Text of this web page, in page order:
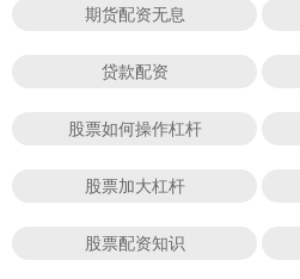
期货配资无息
贷款配资
股票如何操作杠杆
股票加大杠杆
股票配资知识